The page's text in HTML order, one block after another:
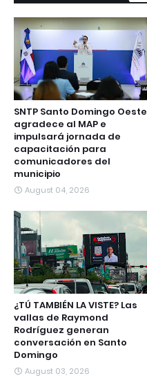
SNTP Santo Domingo Oeste
agradece al MAP e
impulsará jornada de
capacitación para
comunicadores del
municipio
August 04, 2026
¿TÚ TAMBIÉN LA VISTE? Las
vallas de Raymond
Rodríguez generan
conversación en Santo
Domingo
August 03, 2026